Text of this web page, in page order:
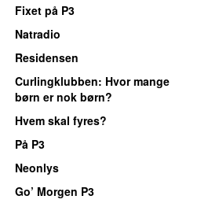
Fixet på P3
Natradio
Residensen
Curlingklubben: Hvor mange
børn er nok børn?
Hvem skal fyres?
På P3
Neonlys
Go’ Morgen P3